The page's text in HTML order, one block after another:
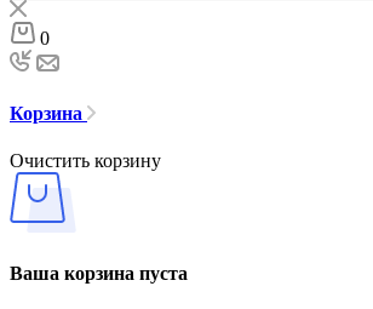
0
Корзина
Очистить корзину
Ваша корзина пуста